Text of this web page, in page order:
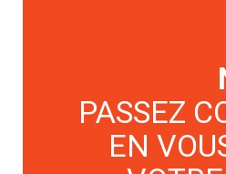
PASSEZ
EN